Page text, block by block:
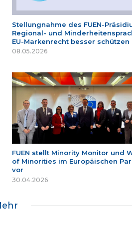
Stellungnahme des FUEN-
Regional- und
EU-Markenrecht besser schützen
08.05.2026
FUEN stellt Minority Monitor und
of Minorities im Europäischen
vor
30.04.2026